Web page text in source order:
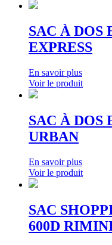
SAC À DOS
EXPRESS
En savoir plus
Voir le produit
SAC À DOS
URBAN
En savoir plus
Voir le produit
SAC
600D